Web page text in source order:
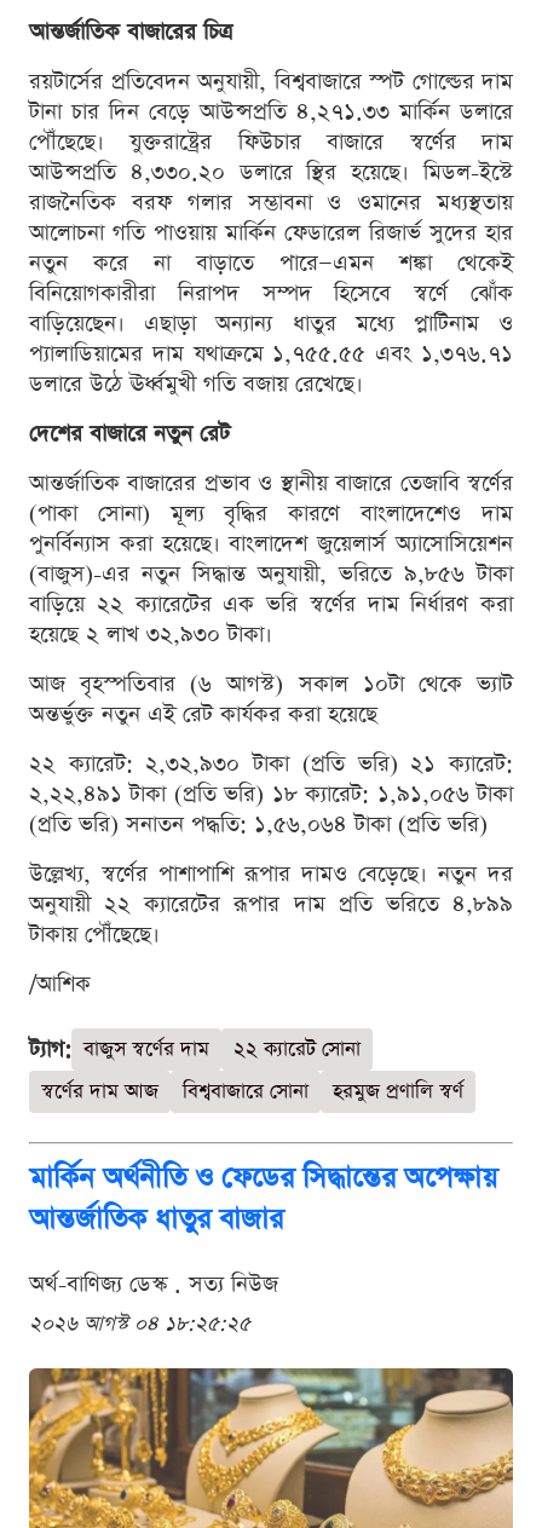
আন্তর্জাতিক বাজারের চিত্র
রয়টার্সের প্রতিবেদন অনুযায়ী, বিশ্ববাজারে স্পট গোল্ডের দাম
টানা চার দিন বেড়ে আউন্সপ্রতি ৪,২৭১.৩৩ মার্কিন ডলারে
পৌঁছেছে। যুক্তরাষ্ট্রের ফিউচার বাজারে স্বর্ণের দাম
আউন্সপ্রতি ৪,৩৩০.২০ ডলারে স্থির হয়েছে। মিডল-ইস্টে
রাজনৈতিক বরফ গলার সম্ভাবনা ও ওমানের মধ্যস্থতায়
আলোচনা গতি পাওয়ায় মার্কিন ফেডারেল রিজার্ভ সুদের হার
নতুন করে না বাড়াতে পারে—এমন শঙ্কা থেকেই
বিনিয়োগকারীরা নিরাপদ সম্পদ হিসেবে স্বর্ণে ঝোঁক
বাড়িয়েছেন। এছাড়া অন্যান্য ধাতুর মধ্যে প্লাটিনাম ও
প্যালাডিয়ামের দাম যথাক্রমে ১,৭৫৫.৫৫ এবং ১,৩৭৬.৭১
ডলারে উঠে ঊর্ধ্বমুখী গতি বজায় রেখেছে।
দেশের বাজারে নতুন রেট
আন্তর্জাতিক বাজারের প্রভাব ও স্থানীয় বাজারে তেজাবি স্বর্ণের
(পাকা সোনা) মূল্য বৃদ্ধির কারণে বাংলাদেশেও দাম
পুনর্বিন্যাস করা হয়েছে। বাংলাদেশ জুয়েলার্স অ্যাসোসিয়েশন
(বাজুস)-এর নতুন সিদ্ধান্ত অনুযায়ী, ভরিতে ৯,৮৫৬ টাকা
বাড়িয়ে ২২ ক্যারেটের এক ভরি স্বর্ণের দাম নির্ধারণ করা
হয়েছে ২ লাখ ৩২,৯৩০ টাকা।
আজ বৃহস্পতিবার (৬ আগস্ট) সকাল ১০টা থেকে ভ্যাট
অন্তর্ভুক্ত নতুন এই রেট কার্যকর করা হয়েছে
২২ ক্যারেট: ২,৩২,৯৩০ টাকা (প্রতি ভরি) ২১ ক্যারেট:
২,২২,৪৯১ টাকা (প্রতি ভরি) ১৮ ক্যারেট: ১,৯১,০৫৬ টাকা
(প্রতি ভরি) সনাতন পদ্ধতি: ১,৫৬,০৬৪ টাকা (প্রতি ভরি)
উল্লেখ্য, স্বর্ণের পাশাপাশি রূপার দামও বেড়েছে। নতুন দর
অনুযায়ী ২২ ক্যারেটের রূপার দাম প্রতি ভরিতে ৪,৮৯৯
টাকায় পৌঁছেছে।
/আশিক
ট্যাগ: বাজুস স্বর্ণের দাম
২২ ক্যারেট সোনা
স্বর্ণের দাম আজ
বিশ্ববাজারে সোনা হরমুজ প্রণালি স্বর্ণ
মার্কিন অর্থনীতি ও ফেডের সিদ্ধান্তের অপেক্ষায়
আন্তর্জাতিক ধাতুর বাজার
অর্থ-বাণিজ্য ডেস্ক . সত্য নিউজ
২০২৬ আগস্ট ০৪ ১৮:২৫:২৫